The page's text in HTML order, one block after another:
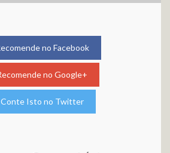
no Facebook
no Google+
Conte Isto no Twitter